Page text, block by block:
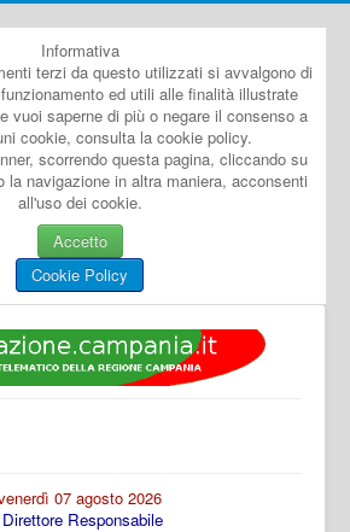
Informativa
terzi da questo utilizzati si avvalgono di
ed utili alle finalità illustrate
vuoi saperne di più o negare il consenso a
cookie, consulta la cookie policy.
scorrendo questa pagina, cliccando su
la navigazione in altra maniera, acconsenti
all'uso dei cookie.
Accetto
Cookie Policy
07 agosto 2026
Direttore Responsabile